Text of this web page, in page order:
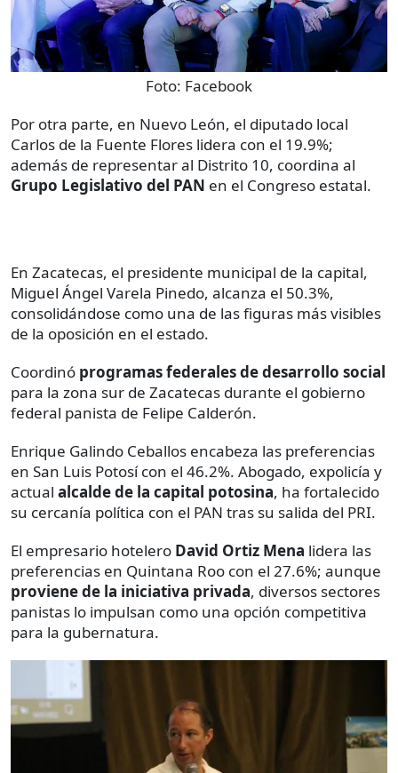
Foto: Facebook
Por otra parte, en Nuevo León, el diputado local
Carlos de la Fuente Flores lidera con el 19.9%;
además de representar al Distrito 10, coordina al
Grupo Legislativo del PAN en el Congreso estatal.
En Zacatecas, el presidente municipal de la capital,
Miguel Ángel Varela Pinedo, alcanza el 50.3%,
consolidándose como una de las figuras más visibles
de la oposición en el estado.
Coordinó programas federales de desarrollo social
para la zona sur de Zacatecas durante el gobierno
federal panista de Felipe Calderón.
Enrique Galindo Ceballos encabeza las preferencias
en San Luis Potosí con el 46.2%. Abogado, expolicía y
actual alcalde de la capital potosina, ha fortalecido
su cercanía política con el PAN tras su salida del PRI.
El empresario hotelero David Ortiz Mena lidera las
preferencias en Quintana Roo con el 27.6%; aunque
proviene de la iniciativa privada, diversos sectores
panistas lo impulsan como una opción competitiva
para la gubernatura.